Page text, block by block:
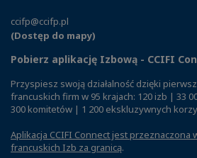
ccifp@ccifp.pl
(Dostęp do mapy)
Pobierz aplikację Izbową - CCIFI
Przyspiesz swoją działalność dzięki
francuskich firm w 95 krajach: 120 izb | 33
300 komitetów | 1 200 ekskluzywnych
Aplikacja CCIFI Connect jest przeznaczona
francuskich Izb za granicą.